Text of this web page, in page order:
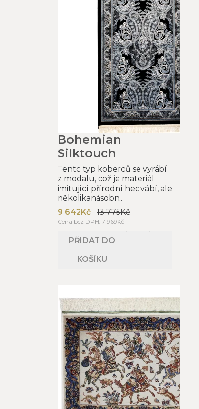
Bohemian
Silktouch
Tento typ koberců se vyrábí
z modalu, což je materiál
imitující přírodní hedvábí, ale
několikanásobn..
9 642Kč
13 775Kč
Cena bez DPH: 7 969Kč
PŘIDAT DO
KOŠÍKU